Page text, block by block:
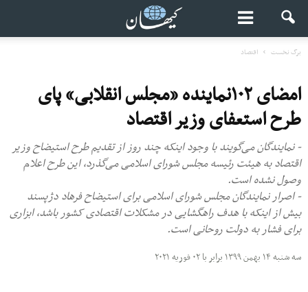
برگ نخست اقتصاد
امضای ۱۰۲نماینده «مجلس انقلابی» پای
طرح استعفای وزیر اقتصاد
- نمایندگان می‌گویند با وجود اینکه چند روز از تقدیم طرح استیضاح وزیر
اقتصاد به هیئت رئیسه مجلس شورای اسلامی می‌گذرد، این طرح اعلام
وصول نشده است.
- اصرار نمایندگان مجلس شورای اسلامی برای استیضاح فرهاد دژپسند
بیش از اینکه با هدف راهگشایی در مشکلات اقتصادی کشور باشد، ابزاری
برای فشار به دولت روحانی است.
سه شنبه ۱۴ بهمن ۱۳۹۹ برابر با ۰۲ فوریه ۲۰۲۱